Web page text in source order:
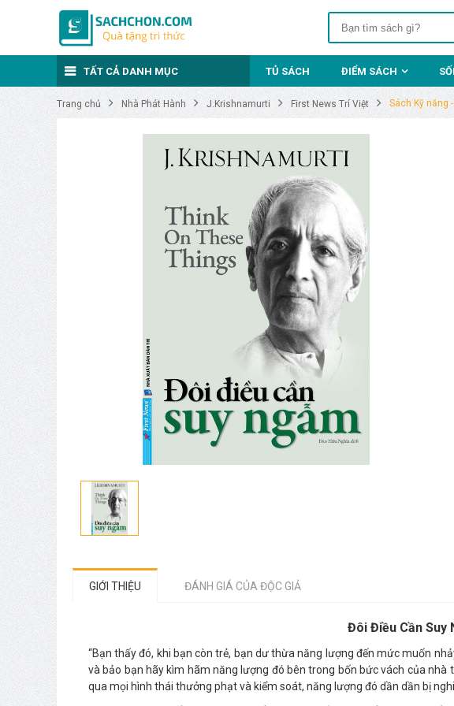
TẤT CẢ DANH MỤC TỦ SÁCH ĐIỂM SÁCH
Trang chủ Nhà Phát Hành J.Krishnamurti First News Trí Việt Sách Kỹ năng
GIỚI THIỆU ĐÁNH GIÁ CỦA ĐỘC GIẢ
Đôi Điều Cần Suy
“Bạn thấy đó, khi bạn còn trẻ, bạn dư thừa năng lượng đến mức muốn
và bảo bạn hãy kìm hãm năng lượng đó bên trong bốn bức vách của
qua mọi hình thái thưởng phạt và kiểm soát, năng lượng đó dần dần bị